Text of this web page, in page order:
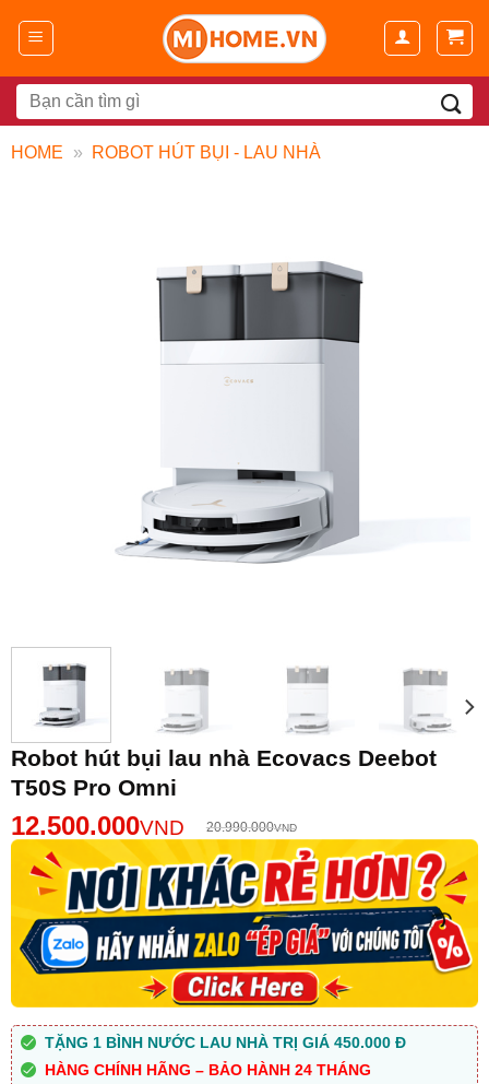
đến
dungSearch
for:
HOME » ROBOT HÚT BỤI - LAU NHÀ
Robot hút bụi lau nhà Ecovacs Deebot
T50S Pro Omni
12.500.000VND 20.990.000VND
TẶNG 1 BÌNH NƯỚC LAU NHÀ TRỊ GIÁ 450.000 Đ
HÀNG CHÍNH HÃNG – BẢO HÀNH 24 THÁNG